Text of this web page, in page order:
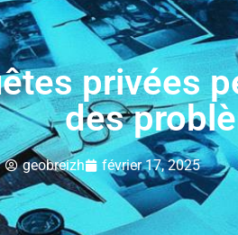
privées
des
geobreizh février 17, 2025